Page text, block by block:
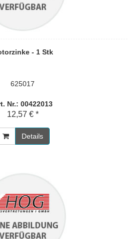
- 1 Stk
625017
Nr.: 00422013
12,57 € *
Details